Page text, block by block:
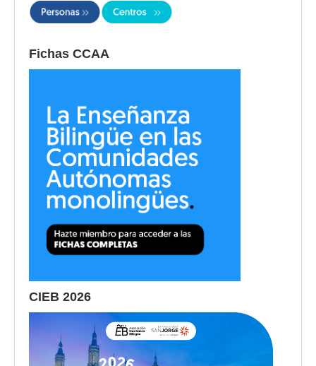
Fichas CCAA
CIEB 2026